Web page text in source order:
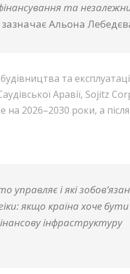
та
зазначає Альона
та
Аравії, Sojitz
2026–2030 роки, а
і які
якщо країна хоче бути
інфраструктуру